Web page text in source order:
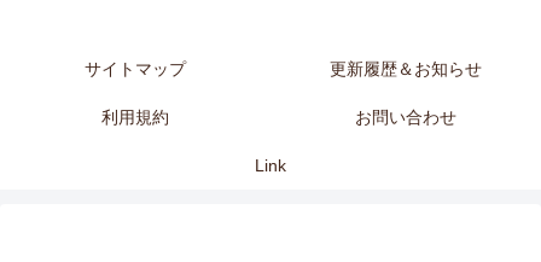
サイトマップ 更新履歴＆お知らせ
利用規約 お問い合わせ
Link